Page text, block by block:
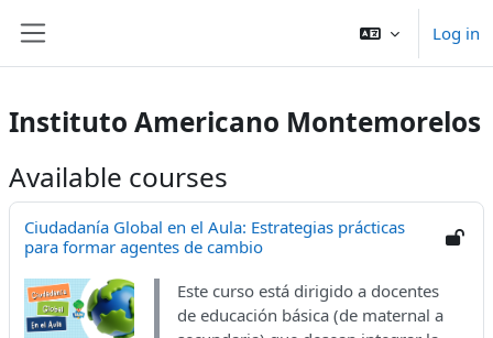
Log in
Instituto Americano Montemorelos
Available courses
Ciudadanía Global en el Aula: Estrategias prácticas
para formar agentes de cambio
Este curso está dirigido a docentes
de educación básica (de maternal a